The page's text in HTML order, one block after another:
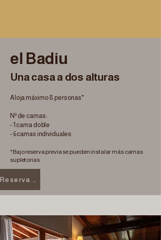
el Badiu
Una casa a dos alturas
Aloja máximo 8 personas*
Nº de camas:
- 1 cama doble
- 6 camas individuales
*Bajo reserva previa se pueden instalar más camas
supletorias.